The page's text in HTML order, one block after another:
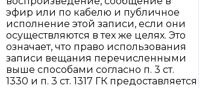
эфир или по кабелю и публичное
исполнение этой записи, если они
осуществляются в тех же целях. Это
означает, что право использования
записи вещания перечисленными
выше способами согласно п. 3 ст.
1330 и п. 3 ст. 1317 ГК предоставляется